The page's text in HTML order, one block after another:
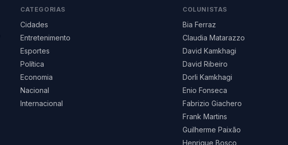
CATEGORIAS
Cidades
Entretenimento
Esportes
Política
Economia
Nacional
Internacional
COLUNISTAS
Bia Ferraz
Claudia Matarazzo
David Kamkhagi
David Ribeiro
Dorli Kamkhagi
Enio Fonseca
Fabrizio Giachero
Frank Martins
Guilherme Paixão
Henrique Bosco